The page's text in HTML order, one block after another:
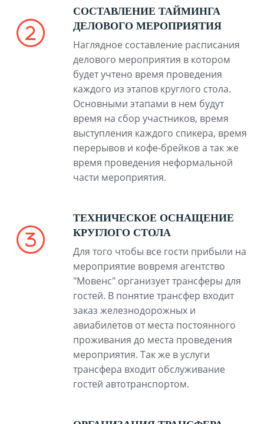
СОСТАВЛЕНИЕ ТАЙМИНГА
ДЕЛОВОГО МЕРОПРИЯТИЯ
Наглядное составление расписания
делового мероприятия в котором
будет учтено время проведения
каждого из этапов круглого стола.
Основными этапами в нем будут
время на сбор участников, время
выступления каждого спикера, время
перерывов и кофе-брейков а так же
время проведения неформальной
части мероприятия.
ТЕХНИЧЕСКОЕ ОСНАЩЕНИЕ
КРУГЛОГО СТОЛА
Для того чтобы все гости прибыли на
мероприятие вовремя агентство
"Мовенс" организует трансферы для
гостей. В понятие трансфер входит
заказ железнодорожных и
авиабилетов от места постоянного
проживания до места проведения
мероприятия. Так же в услуги
трансфера входит обслуживание
гостей автотранспортом.